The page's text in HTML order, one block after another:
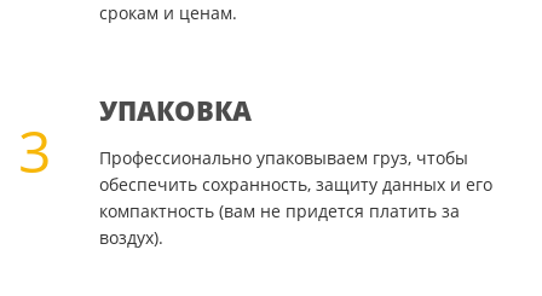
срокам и ценам.
3
УПАКОВКА
Профессионально упаковываем груз, чтобы
обеспечить сохранность, защиту данных и его
компактность (вам не придется платить за
воздух).